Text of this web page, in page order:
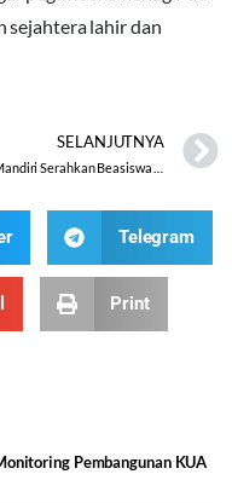
sejahtera lahir dan
SELANJUTNYA
Telegram
Print
Pembangunan KUA